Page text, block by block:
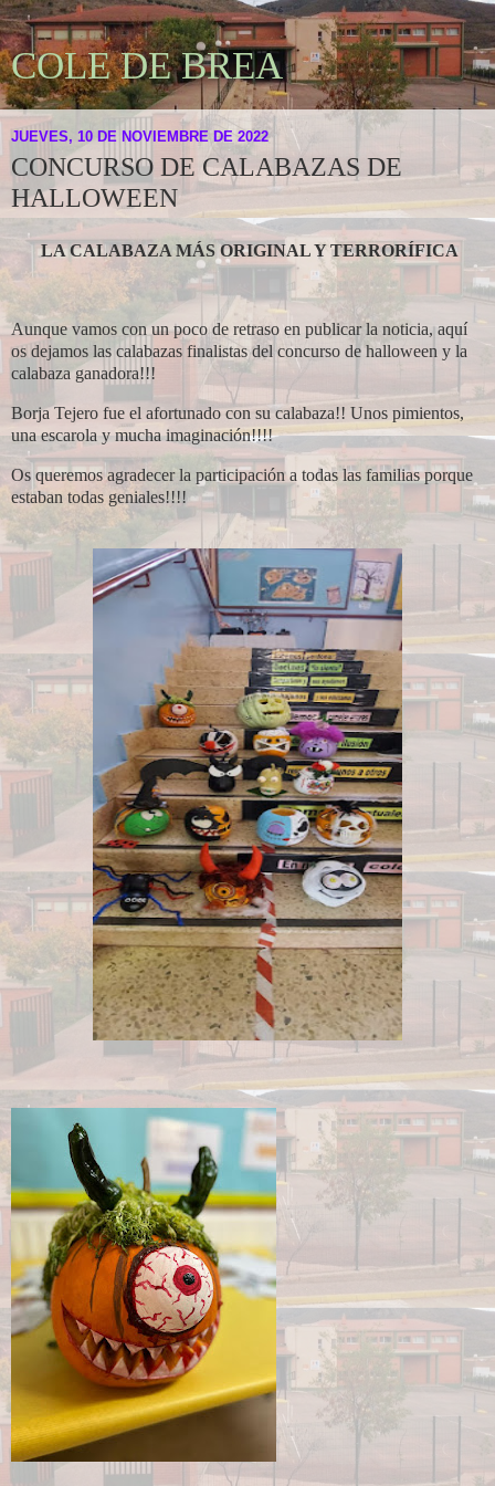
COLE DE BREA
JUEVES, 10 DE NOVIEMBRE DE 2022
CONCURSO DE CALABAZAS DE
HALLOWEEN
LA CALABAZA MÁS ORIGINAL Y TERRORÍFICA
Aunque vamos con un poco de retraso en publicar la noticia, aquí
os dejamos las calabazas finalistas del concurso de halloween y la
calabaza ganadora!!!
Borja Tejero fue el afortunado con su calabaza!! Unos pimientos,
una escarola y mucha imaginación!!!!
Os queremos agradecer la participación a todas las familias porque
estaban todas geniales!!!!